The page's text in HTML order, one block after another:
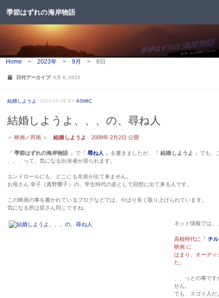
コンテンツへスキップ
季節はずれの海岸物語
Home > 2023年 > 9月 > 8日
日付アーカイブ:9月 8, 2023
結婚しようよ 2023-09-08 BY ASMIC
結婚しようよ、、、の、尋ね人
＜ 映画／邦画 ＞結婚しようよ 2008年 2月2日 公開
『季節はずれの海岸物語 』で『 尋ね人 』を書きましたが、『結婚しようよ
』でも、
、、、って、気になる出演者が居られます。
エンドロールにも、どこにも名前が出て来ません。
お母さん 幸子（真野響子）の、学生時代の姿として回想に出て来る人です。
この映画の事を書かれているブログなどでは、やはり良く取り上げられています。
気になる所は皆さん同じですね。
ネット情報では
高校時代に『 チ
映画 に
はまり、オーディ
た。
、、っとの事で
せん。
でも、スゴイ人だ